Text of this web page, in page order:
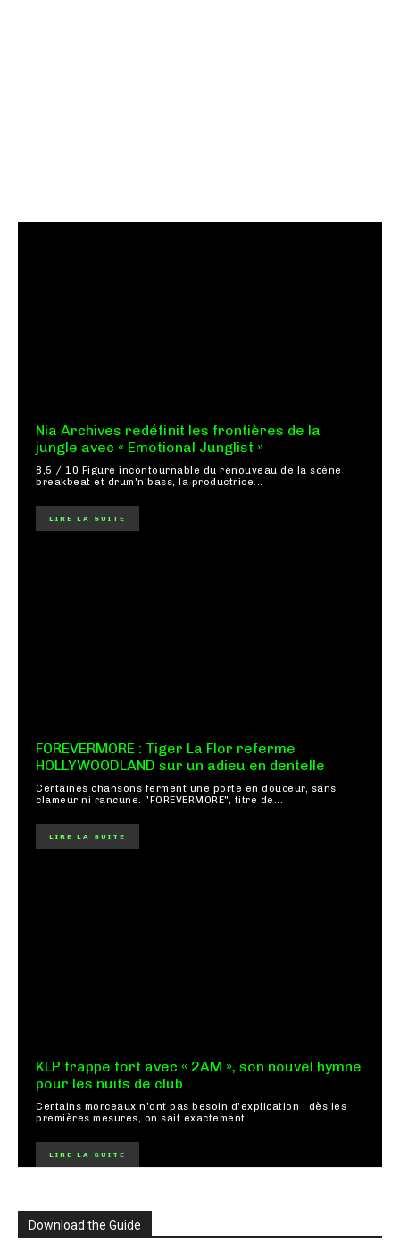
Nia Archives redéfinit les frontières de la
jungle avec « Emotional Junglist »
8,5 / 10 Figure incontournable du renouveau de la scène
breakbeat et drum'n'bass, la productrice...
LIRE LA SUITE
FOREVERMORE : Tiger La Flor referme
HOLLYWOODLAND sur un adieu en dentelle
Certaines chansons ferment une porte en douceur, sans
clameur ni rancune. "FOREVERMORE", titre de...
LIRE LA SUITE
KLP frappe fort avec « 2AM », son nouvel hymne
pour les nuits de club
Certains morceaux n'ont pas besoin d'explication : dès les
premières mesures, on sait exactement...
LIRE LA SUITE
Download the Guide